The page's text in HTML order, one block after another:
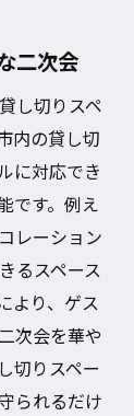
二次会
し切りスペ
内の貸し切
に対応でき
です。例え
レーション
るスペース
より、ゲス
次会を華や
切りスペー
られるだけ